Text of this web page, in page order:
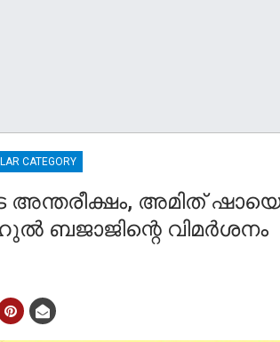
CATEGORY
അന്തരീക്ഷം, അമിത്
ബജാജിന്റെ വിമര്‍ശനം